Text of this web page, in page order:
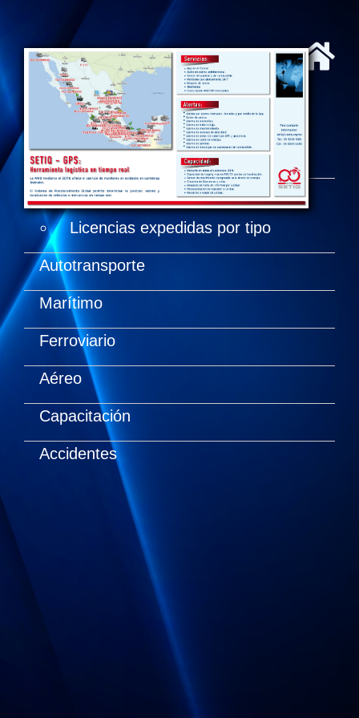
Logística y Transporte
Introducción
Transporte de carga
Licencias expedidas por tipo
Autotransporte
Marítimo
Ferroviario
Aéreo
Capacitación
Accidentes